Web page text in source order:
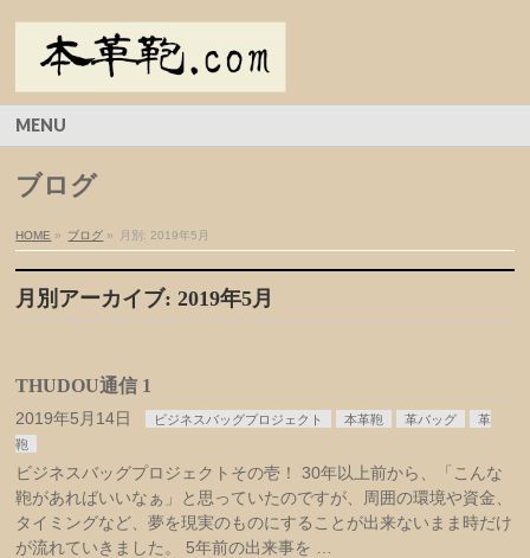
MENU
ブログ
HOME » ブログ » 月別: 2019年5月
月別アーカイブ: 2019年5月
THUDOU通信 1
2019年5月14日 ビジネスバッグプロジェクト 本革鞄 革バッグ
革
鞄
ビジネスバッグプロジェクトその壱！ 30年以上前から、「こんな
鞄があればいいなぁ」と思っていたのですが、周囲の環境や資金、
タイミングなど、夢を現実のものにすることが出来ないまま時だけ
が流れていきました。 5年前の出来事を …